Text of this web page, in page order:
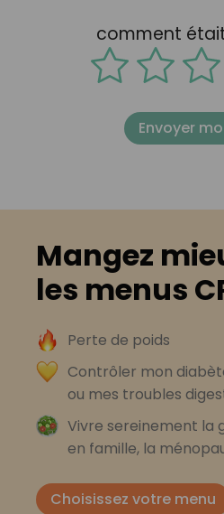
comment
Envoyer
Mangez
les menus
Perte de poids
Contrôler mon
ou mes troubles
Vivre sereinement la
en famille, la
Choisissez votre menu